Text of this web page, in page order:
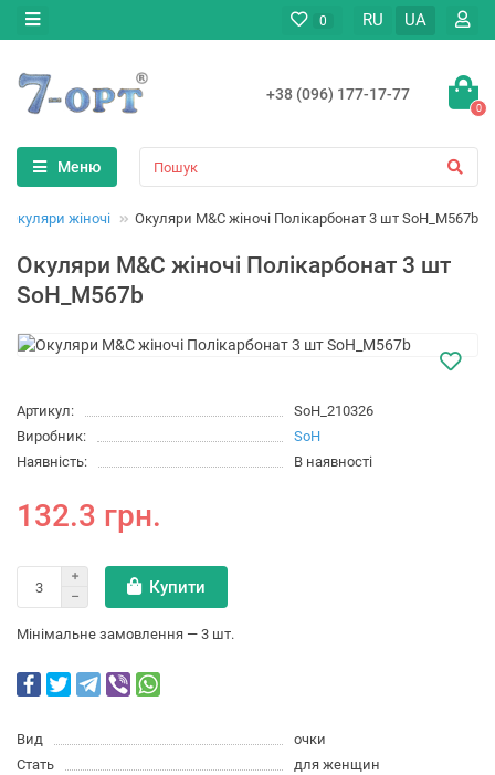
0 RU UA
+38 (096) 177-17-77
0
Меню
Окуляри жіночі Окуляри M&C жіночі Полікарбонат 3 шт SoH_M567b
Окуляри M&C жіночі Полікарбонат 3 шт
SoH_M567b
Артикул:
SoH_210326
Виробник:
SoH
Наявність:
В наявності
132.3 грн.
Купити
Мінімальне замовлення — 3 шт.
Вид
очки
Стать
для женщин